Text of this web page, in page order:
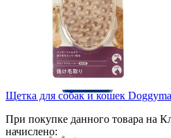
Щетка для собак и кошек
При покупке данного товара на
начислено: